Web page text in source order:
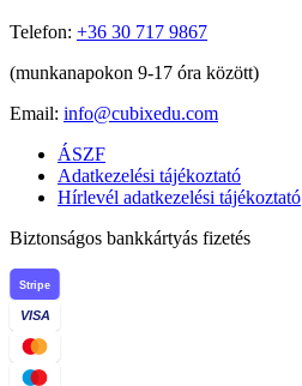
Telefon: +36 30 717 9867
(munkanapokon 9-17 óra között)
Email: info@cubixedu.com
ÁSZF
Adatkezelési tájékoztató
Hírlevél adatkezelési tájékoztató
Biztonságos bankkártyás fizetés
Stripe
VISA